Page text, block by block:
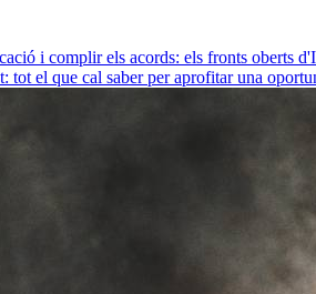
i complir els acords: els fronts oberts
tot el que cal saber per aprofitar una